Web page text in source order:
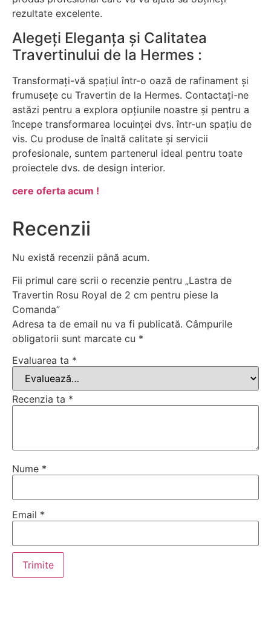
rezultate excelente.
Alegeți Eleganța și Calitatea
Travertinului de la Hermes :
Transformați-vă spațiul într-o oază de rafinament și
frumusețe cu Travertin de la Hermes. Contactați-ne
astăzi pentru a explora opțiunile noastre și pentru a
începe transformarea locuinței dvs. într-un spațiu de
vis. Cu produse de înaltă calitate și servicii
profesionale, suntem partenerul ideal pentru toate
proiectele dvs. de design interior.
cere oferta acum !
Recenzii
Nu există recenzii până acum.
Fii primul care scrii o recenzie pentru „Lastra de
Travertin Rosu Royal de 2 cm pentru piese la
Comanda”
Adresa ta de email nu va fi publicată. Câmpurile
obligatorii sunt marcate cu *
Evaluarea ta *
Recenzia ta *
Nume *
Email *